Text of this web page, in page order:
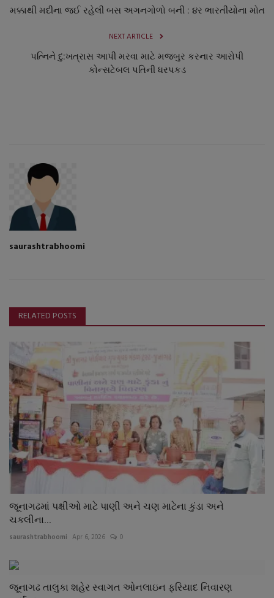
મક્કાથી મદીના જઈ રહેલી બસ અગનગોળો બની : ૪ર ભારતીયોના મોત
NEXT ARTICLE
પત્નિને દુ:ખત્રાસ આપી મરવા માટે મજબુર કરનાર આરોપી
કોન્સટેબલ પતિની ધરપકડ
saurashtrabhoomi
RELATED POSTS
જૂનાગઢમાં પક્ષીઓ માટે પાણી અને ચણ માટેના કુંડા અને
ચકલીના...
saurashtrabhoomi Apr 6, 2026 0
જૂનાગઢ તાલુકા શહેર સ્વાગત ઓનલાઇન ફરિયાદ નિવારણ